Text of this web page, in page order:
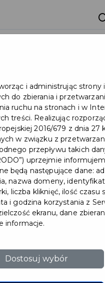
Pawła II
i administrując strony
do zbierania i
ruchu na stronach i w
treści. Realizując
2016/679 z dnia 27
w związku z
przepływu takich
uprzejmie
będą następujące dane:
nazwa domeny,
liczba kliknięć, ilość czasu
i godzina korzystania z
ekranu, dane
informacje.
Dostosuj wybór